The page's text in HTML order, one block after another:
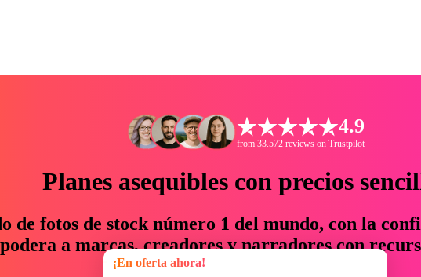
4.9
from 33.572 reviews on Trustpilot
Planes asequibles con precios
de fotos de stock número 1 del mundo, con la
a marcas, creadores y narradores con
un 76 % en tiempo y presupuesto.
¡En oferta ahora!